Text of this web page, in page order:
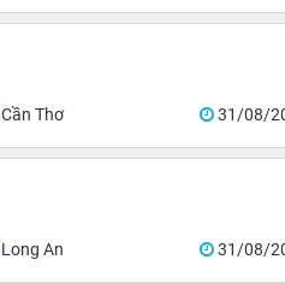
Cần Thơ 31/08/
Long An 31/08/